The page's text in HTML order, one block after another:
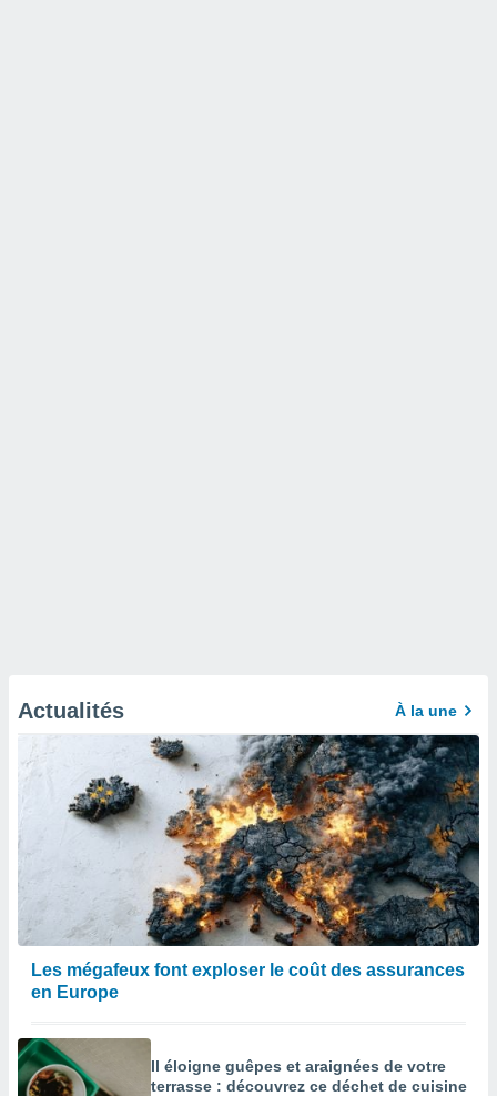
Actualités À la une
Les mégafeux font exploser le coût des assurances
en Europe
Il éloigne guêpes et araignées de votre
terrasse : découvrez ce déchet de cuisine